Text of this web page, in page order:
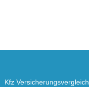
Kfz Versicherungsvergleich